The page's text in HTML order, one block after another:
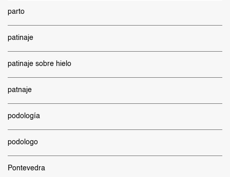
parto
patinaje
patinaje sobre hielo
patnaje
podología
podologo
Pontevedra